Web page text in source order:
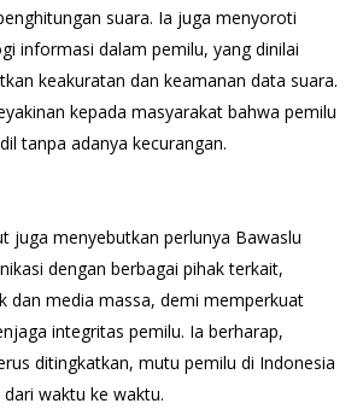
suara. Ia juga menyoroti
informasi dalam pemilu, yang dinilai
keakuratan dan keamanan data suara.
kepada masyarakat bahwa pemilu
tanpa adanya kecurangan.
juga menyebutkan perlunya Bawaslu
dengan berbagai pihak terkait,
dan media massa, demi memperkuat
integritas pemilu. Ia berharap,
ditingkatkan, mutu pemilu di Indonesia
waktu ke waktu.